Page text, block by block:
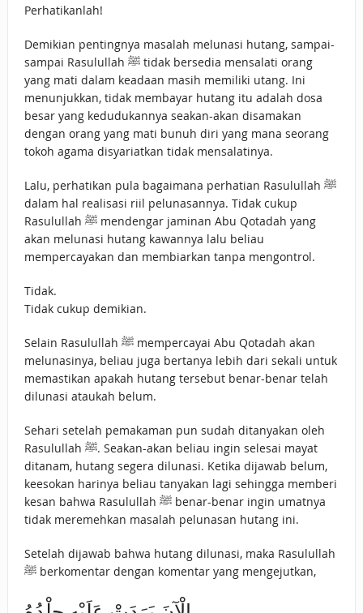
Perhatikanlah!
Demikian pentingnya masalah melunasi hutang, sampai-
sampai Rasulullah ﷺ tidak bersedia mensalati orang
yang mati dalam keadaan masih memiliki utang. Ini
menunjukkan, tidak membayar hutang itu adalah dosa
besar yang kedudukannya seakan-akan disamakan
dengan orang yang mati bunuh diri yang mana seorang
tokoh agama disyariatkan tidak mensalatinya.
Lalu, perhatikan pula bagaimana perhatian Rasulullah ﷺ
dalam hal realisasi riil pelunasannya. Tidak cukup
Rasulullah ﷺ mendengar jaminan Abu Qotadah yang
akan melunasi hutang kawannya lalu beliau
mempercayakan dan membiarkan tanpa mengontrol.
Tidak.
Tidak cukup demikian.
Selain Rasulullah ﷺ mempercayai Abu Qotadah akan
melunasinya, beliau juga bertanya lebih dari sekali untuk
memastikan apakah hutang tersebut benar-benar telah
dilunasi ataukah belum.
Sehari setelah pemakaman pun sudah ditanyakan oleh
Rasulullah ﷺ. Seakan-akan beliau ingin selesai mayat
ditanam, hutang segera dilunasi. Ketika dijawab belum,
keesokan harinya beliau tanyakan lagi sehingga memberi
kesan bahwa Rasulullah ﷺ benar-benar ingin umatnya
tidak meremehkan masalah pelunasan hutang ini.
Setelah dijawab bahwa hutang dilunasi, maka Rasulullah
ﷺ berkomentar dengan komentar yang mengejutkan,